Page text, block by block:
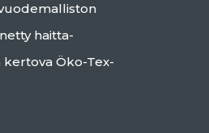
haitta-
Öko-Tex-